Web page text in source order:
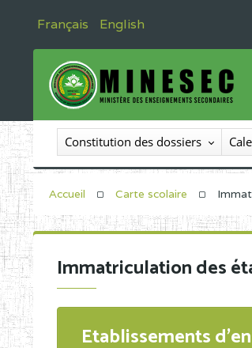
Français English
Constitution des dossiers
Accueil Carte scolaire
Immatriculation des
Etablissements